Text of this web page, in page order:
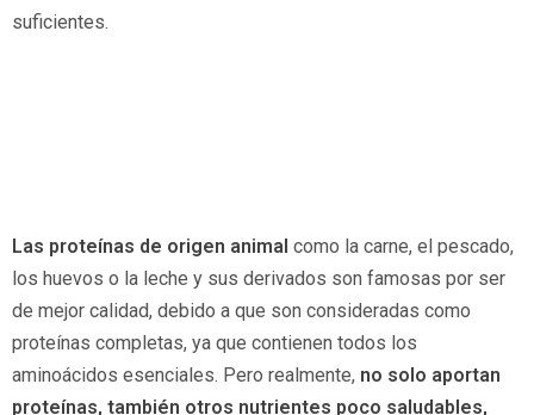
suficientes.
Las proteínas de origen animal como la carne, el pescado,
los huevos o la leche y sus derivados son famosas por ser
de mejor calidad, debido a que son consideradas como
proteínas completas, ya que contienen todos los
aminoácidos esenciales. Pero realmente, no solo aportan
proteínas, también otros nutrientes poco saludables,